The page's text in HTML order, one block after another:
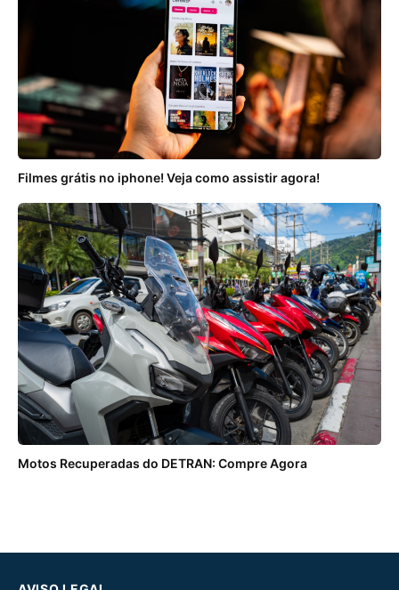
Filmes grátis no iphone! Veja como assistir agora!
Motos Recuperadas do DETRAN: Compre Agora